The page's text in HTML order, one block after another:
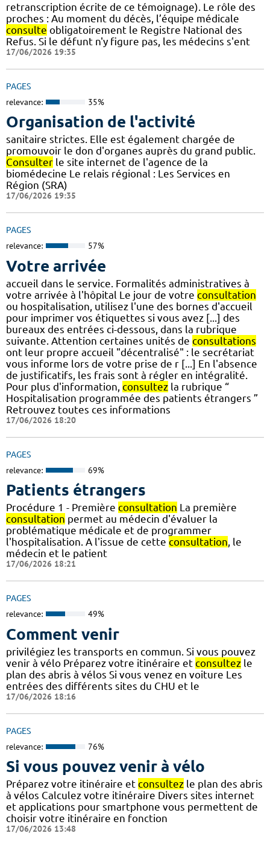
retranscription écrite de ce témoignage). Le rôle des
proches : Au moment du décès, l’équipe médicale
consulte obligatoirement le Registre National des
Refus. Si le défunt n'y figure pas, les médecins s'ent
17/06/2026 19:35
PAGES
relevance: 35%
Organisation de l'activité
sanitaire strictes. Elle est également chargée de
promouvoir le don d'organes auprès du grand public.
Consulter le site internet de l'agence de la
biomédecine Le relais régional : Les Services en
Région (SRA)
17/06/2026 19:35
PAGES
relevance: 57%
Votre arrivée
accueil dans le service. Formalités administratives à
votre arrivée à l'hôpital Le jour de votre consultation
ou hospitalisation, utilisez l'une des bornes d'accueil
pour imprimer vos étiquettes si vous avez [...] des
bureaux des entrées ci-dessous, dans la rubrique
suivante. Attention certaines unités de consultations
ont leur propre accueil "décentralisé" : le secrétariat
vous informe lors de votre prise de r [...] En l'absence
de justificatifs, les frais sont à régler en intégralité.
Pour plus d'information, consultez la rubrique “
Hospitalisation programmée des patients étrangers ”
Retrouvez toutes ces informations
17/06/2026 18:20
PAGES
relevance: 69%
Patients étrangers
Procédure 1 - Première consultation La première
consultation permet au médecin d'évaluer la
problématique médicale et de programmer
l'hospitalisation. A l'issue de cette consultation, le
médecin et le patient
17/06/2026 18:21
PAGES
relevance: 49%
Comment venir
privilégiez les transports en commun. Si vous pouvez
venir à vélo Préparez votre itinéraire et consultez le
plan des abris à vélos Si vous venez en voiture Les
entrées des différents sites du CHU et le
17/06/2026 18:16
PAGES
relevance: 76%
Si vous pouvez venir à vélo
Préparez votre itinéraire et consultez le plan des abris
à vélos Calculez votre itinéraire Divers sites internet
et applications pour smartphone vous permettent de
choisir votre itinéraire en fonction
17/06/2026 13:48